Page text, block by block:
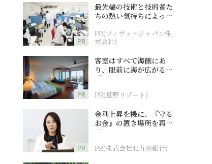
PR
最先端の技術と技術者た
ちの熱い気持ちによって
作られているオーダーメ
イド補聴器
PR(ソノヴァ・ジャパン株
式会社)
PR
客室はすべて海側にあ
り、眼前に海が広がる
『西表島ホテル by 星野
PR(星野リゾート)
PR
金利上昇を機に、『守る
お金』の置き場所を再検
討
PR(株式会社北九州銀行)